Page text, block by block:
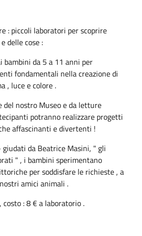
: piccoli laboratori per scoprire
delle cose :
bambini da 5 a 11 anni per
fondamentali nella creazione di
, luce e colore .
del nostro Museo e da letture
potranno realizzare progetti
affascinanti e divertenti !
da Beatrice Masini, " gli
" , i bambini sperimentano
per soddisfare le richieste , a
amici animali .
: 8 € a laboratorio .